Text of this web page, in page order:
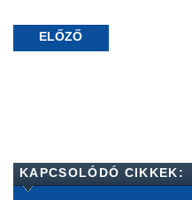
ELŐZŐ
KAPCSOLÓDÓ CIKKEK: